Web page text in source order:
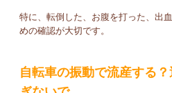
特に、転倒した、お腹を打った、出
めの確認が大切です。
自転車の振動で流産する